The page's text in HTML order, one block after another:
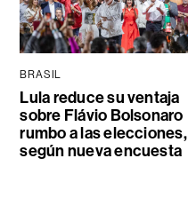
BRASIL
Lula reduce su ventaja
sobre Flávio Bolsonaro
rumbo a las elecciones,
según nueva encuesta